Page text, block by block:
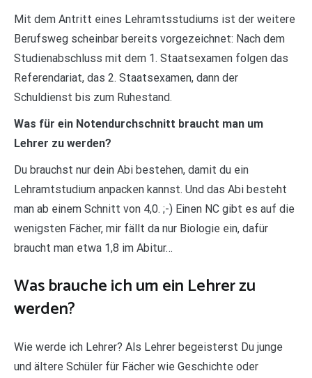
Mit dem Antritt eines Lehramtsstudiums ist der weitere
Berufsweg scheinbar bereits vorgezeichnet: Nach dem
Studienabschluss mit dem 1. Staatsexamen folgen das
Referendariat, das 2. Staatsexamen, dann der
Schuldienst bis zum Ruhestand.
Was für ein Notendurchschnitt braucht man um
Lehrer zu werden?
Du brauchst nur dein Abi bestehen, damit du ein
Lehramtstudium anpacken kannst. Und das Abi besteht
man ab einem Schnitt von 4,0. ;-) Einen NC gibt es auf die
wenigsten Fächer, mir fällt da nur Biologie ein, dafür
braucht man etwa 1,8 im Abitur…
Was brauche ich um ein Lehrer zu
werden?
Wie werde ich Lehrer? Als Lehrer begeisterst Du junge
und ältere Schüler für Fächer wie Geschichte oder